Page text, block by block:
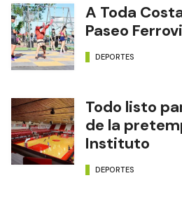
A Toda
Paseo
DEPORTES
Todo listo
de la
Instituto
DEPORTES